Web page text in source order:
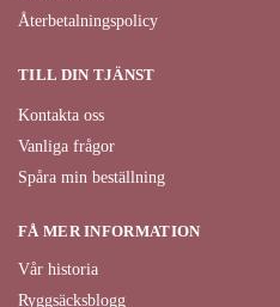
Återbetalningspolicy
TILL DIN TJÄNST
Kontakta oss
Vanliga frågor
Spåra min beställning
FÅ MER INFORMATION
Vår historia
Ryggsäcksblogg